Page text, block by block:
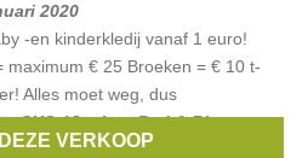
2020
-en kinderkledij vanaf 1 euro!
maximum € 25 Broeken = € 10 t-
Alles moet weg, dus
,CKS,Vingino,Red & Blu,
VERKOOP